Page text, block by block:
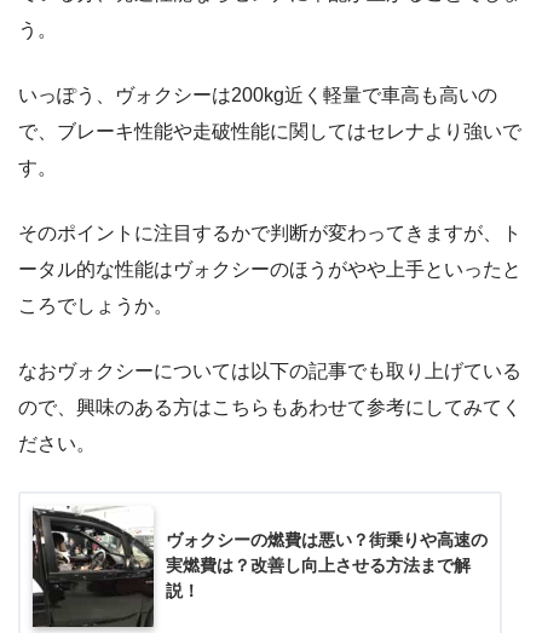
う。
いっぽう、ヴォクシーは200kg近く軽量で車高も高いの
で、ブレーキ性能や走破性能に関してはセレナより強いで
す。
そのポイントに注目するかで判断が変わってきますが、ト
ータル的な性能はヴォクシーのほうがやや上手といったと
ころでしょうか。
なおヴォクシーについては以下の記事でも取り上げている
ので、興味のある方はこちらもあわせて参考にしてみてく
ださい。
ヴォクシーの燃費は悪い？街乗りや高速の
実燃費は？改善し向上させる方法まで解
説！